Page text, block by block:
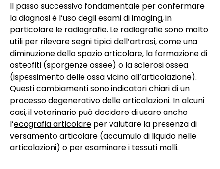
Il passo successivo fondamentale per confermare
la diagnosi è l’uso degli esami di imaging, in
particolare le radiografie. Le radiografie sono molto
utili per rilevare segni tipici dell’artrosi, come una
diminuzione dello spazio articolare, la formazione di
osteofiti (sporgenze ossee) o la sclerosi ossea
(ispessimento delle ossa vicino all’articolazione).
Questi cambiamenti sono indicatori chiari di un
processo degenerativo delle articolazioni. In alcuni
casi, il veterinario può decidere di usare anche
l’ecografia articolare per valutare la presenza di
versamento articolare (accumulo di liquido nelle
articolazioni) o per esaminare i tessuti molli.